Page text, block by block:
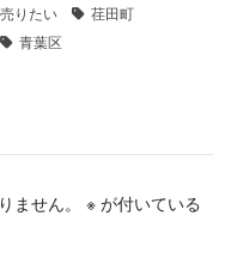
売りたい
荏田町
青葉区
ません。 ※ が付いている